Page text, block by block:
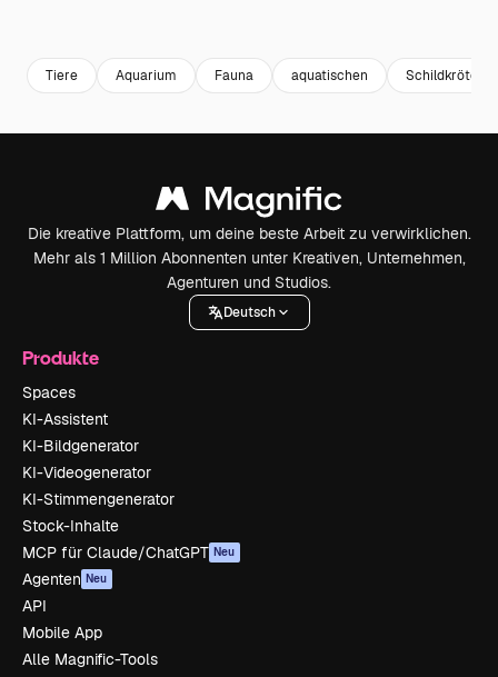
Tiere Aquarium Fauna aquatischen Schildkröte
Die kreative Plattform, um deine beste Arbeit zu verwirklichen.
Mehr als 1 Million Abonnenten unter Kreativen, Unternehmen,
Agenturen und Studios.
Deutsch
Produkte
Spaces
KI-Assistent
KI-Bildgenerator
KI-Videogenerator
KI-Stimmengenerator
Stock-Inhalte
MCP für Claude/ChatGPT Neu
Agenten Neu
API
Mobile App
Alle Magnific-Tools